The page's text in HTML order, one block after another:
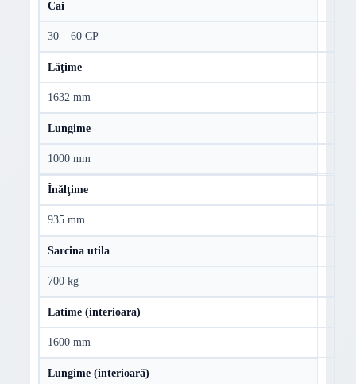
Cai
30 – 60 CP
Lăţime
1632 mm
Lungime
1000 mm
Înălţime
935 mm
Sarcina utila
700 kg
Latime (interioara)
1600 mm
Lungime (interioară)